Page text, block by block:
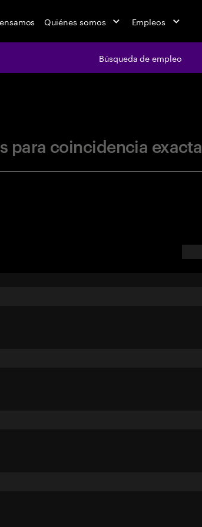
Quiénes somos Empleos
Búsqueda de empleo
para coincidencia exacta